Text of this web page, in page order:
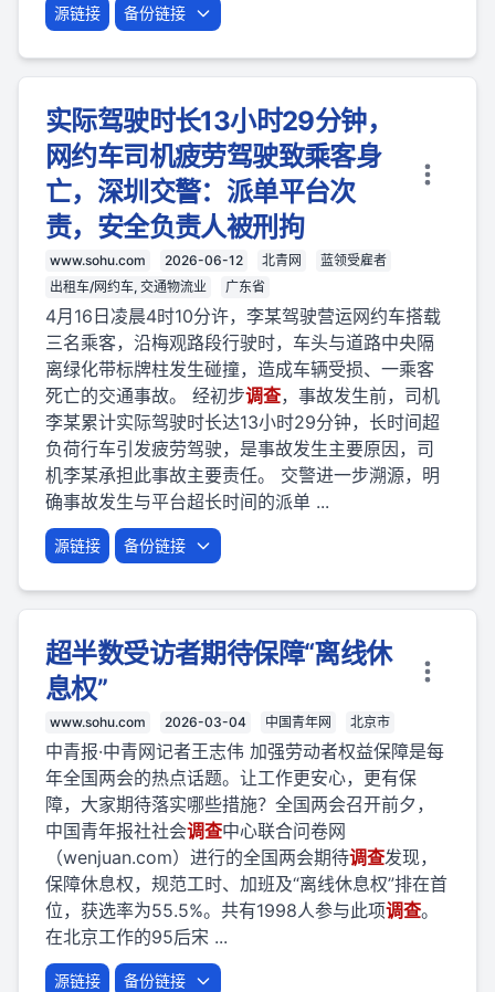
源链接 备份链接
实际驾驶时长13小时29分钟，
网约车司机疲劳驾驶致乘客身
亡，深圳交警：派单平台次
责，安全负责人被刑拘
www.sohu.com 2026-06-12 北青网
蓝领受雇者
出租车/网约车, 交通物流业
广东省
4月16日凌晨4时10分许，李某驾驶营运网约车搭载
三名乘客，沿梅观路段行驶时，车头与道路中央隔
离绿化带标牌柱发生碰撞，造成车辆受损、一乘客
死亡的交通事故。 经初步调查，事故发生前，司机
李某累计实际驾驶时长达13小时29分钟，长时间超
负荷行车引发疲劳驾驶，是事故发生主要原因，司
机李某承担此事故主要责任。 交警进一步溯源，明
确事故发生与平台超长时间的派单 ...
源链接 备份链接
超半数受访者期待保障“离线休
息权”
www.sohu.com 2026-03-04 中国青年网 北京市
中青报·中青网记者王志伟 加强劳动者权益保障是每
年全国两会的热点话题。让工作更安心，更有保
障，大家期待落实哪些措施？全国两会召开前夕，
中国青年报社社会调查中心联合问卷网
（wenjuan.com）进行的全国两会期待调查发现，
保障休息权，规范工时、加班及“离线休息权”排在首
位，获选率为55.5%。共有1998人参与此项调查。
在北京工作的95后宋 ...
源链接 备份链接